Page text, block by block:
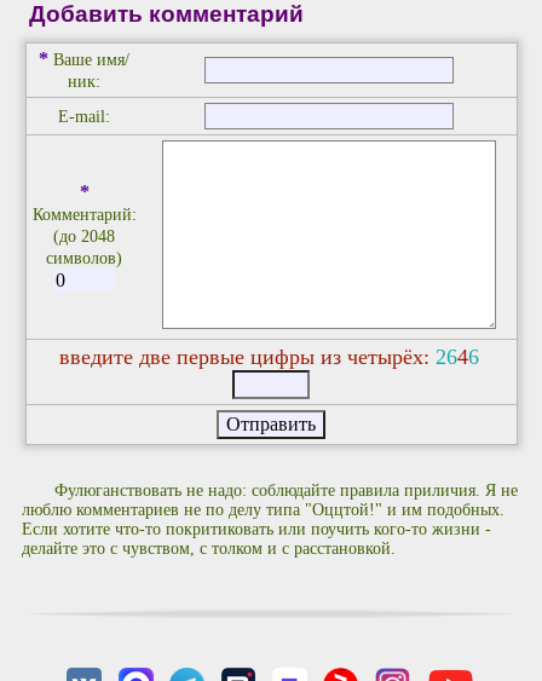
Добавить комментарий
* Ваше имя/
ник:
E-mail:
*
Комментарий:
(до 2048
символов)
введите две первые цифры из четырёх: 2646
Фулюганствовать не надо: соблюдайте правила приличия. Я не
люблю комментариев не по делу типа "Оццтой!" и им подобных.
Если хотите что-то покритиковать или поучить кого-то жизни -
делайте это с чувством, с толком и с расстановкой.